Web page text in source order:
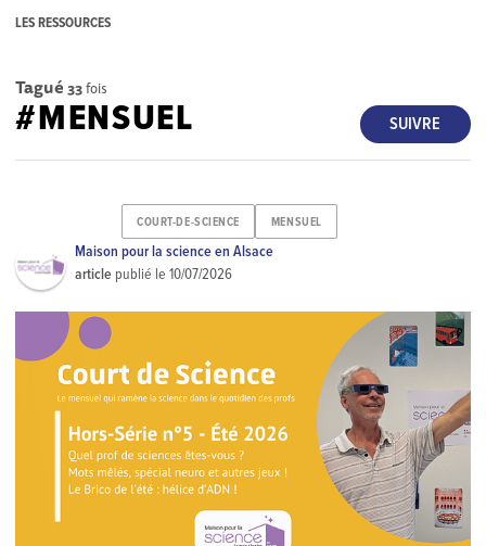
LES RESSOURCES
Tagué 33fois
SUIVRE
#MENSUEL
COURT-DE-SCIENCE MENSUEL
Maison pour la science en Alsace
article publié le10/07/2026